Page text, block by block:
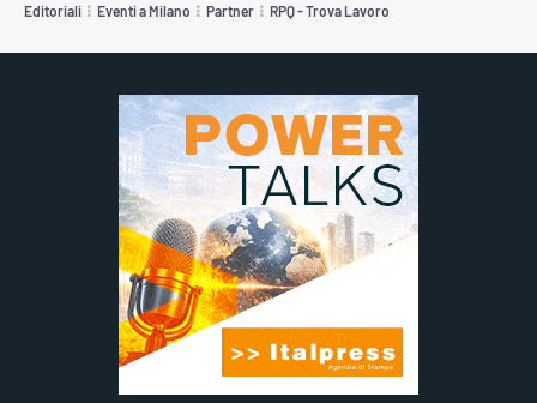
Editoriali Eventi a Milano Partner RPQ - Trova Lavoro